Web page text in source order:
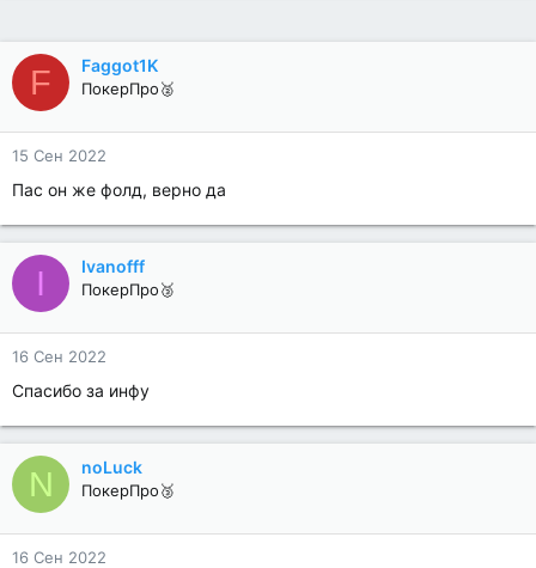
F Faggot1K
ПокерПро🥈
15 Сен 2022
Пас он же фолд, верно да
I Ivanofff
ПокерПро🥉
16 Сен 2022
Спасибо за инфу
N noLuck
ПокерПро🥉
16 Сен 2022